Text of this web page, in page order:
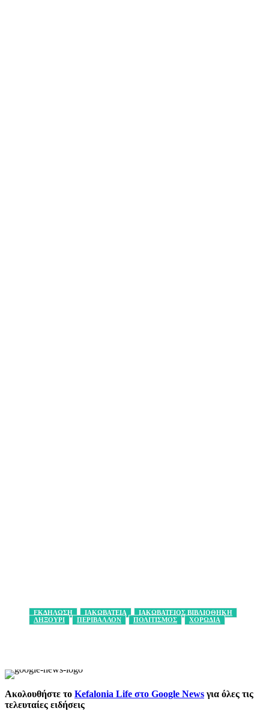
ΕΚΔΗΛΩΣΗ ΙΑΚΩΒΑΤΕΙΑ
ΙΑΚΩΒΑΤΕΙΟΣ ΒΙΒΛΙΟΘΗΚΗ
ΛΗΞΟΥΡΙ
ΠΕΡΙΒΑΛΛΟΝ ΠΟΛΙΤΙΣΜΟΣ ΧΟΡΩΔΙΑ
Ακολουθήστε το Kefalonia Life στο Google News για όλες τις
τελευταίες ειδήσεις